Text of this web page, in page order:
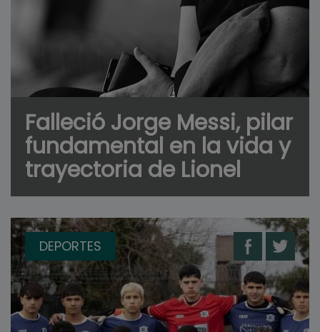
Falleció Jorge Messi, pilar
fundamental en la vida y
trayectoria de Lionel
DEPORTES